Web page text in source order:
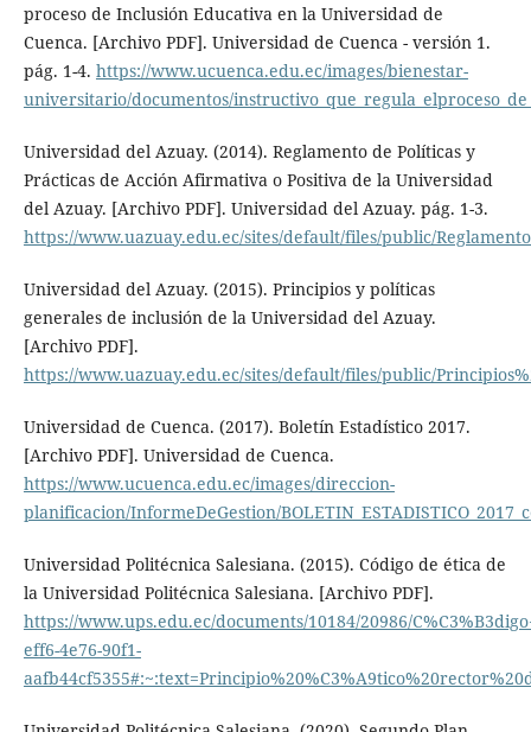
proceso de Inclusión Educativa en la Universidad de
Cuenca. [Archivo PDF]. Universidad de Cuenca - versión 1.
pág. 1-4. https://www.ucuenca.edu.ec/images/bienestar-
universitario/documentos/
Universidad del Azuay. (2014). Reglamento de Políticas y
Prácticas de Acción Afirmativa o Positiva de la Universidad
del Azuay. [Archivo PDF]. Universidad del Azuay. pág. 1-3.
https://www.uazuay.edu.ec/sites/default/files/public/
Universidad del Azuay. (2015). Principios y políticas
generales de inclusión de la Universidad del Azuay.
[Archivo PDF].
https://www.uazuay.edu.ec/sites/default/files/public/
Universidad de Cuenca. (2017). Boletín Estadístico 2017.
[Archivo PDF]. Universidad de Cuenca.
https://www.ucuenca.edu.ec/images/direccion-
planificacion/InformeDeGestion/
Universidad Politécnica Salesiana. (2015). Código de ética de
la Universidad Politécnica Salesiana. [Archivo PDF].
https://www.ups.edu.ec/documents/10184/20986/
eff6-4e76-90f1-